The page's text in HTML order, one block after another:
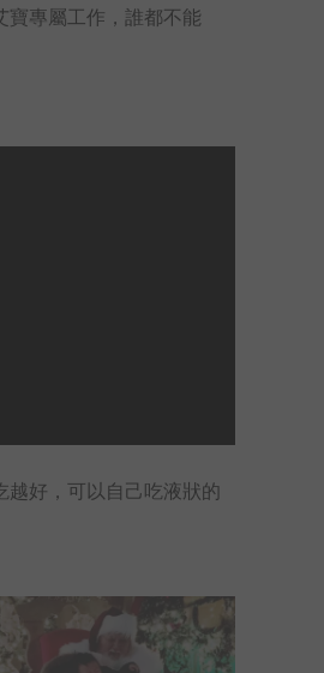
寶專屬工作，誰都不能
越好，可以自己吃液狀的